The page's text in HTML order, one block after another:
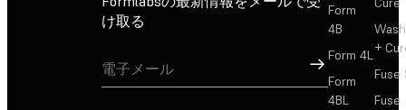
け取る
サインアップ
Form
4B
Form 4L
Form
4BL
+
Fuse
Fuse